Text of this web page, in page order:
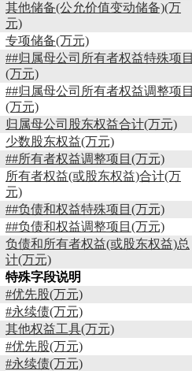
其他储备(公允价值变动储备)(万
元)
专项储备(万元)
##归属母公司所有者权益特殊项目
(万元)
##归属母公司所有者权益调整项目
(万元)
归属母公司股东权益合计(万元)
少数股东权益(万元)
##所有者权益调整项目(万元)
所有者权益(或股东权益)合计(万
元)
##负债和权益特殊项目(万元)
##负债和权益调整项目(万元)
负债和所有者权益(或股东权益)总
计(万元)
特殊字段说明
#优先股(万元)
#永续债(万元)
其他权益工具(万元)
#优先股(万元)
#永续债(万元)